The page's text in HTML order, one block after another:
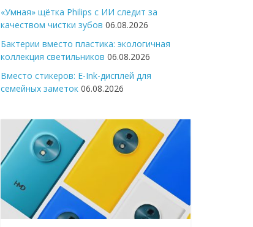
«Умная» щётка Philips с ИИ следит за
качеством чистки зубов 06.08.2026
Бактерии вместо пластика: экологичная
коллекция светильников 06.08.2026
Вместо стикеров: E-Ink-дисплей для
семейных заметок 06.08.2026